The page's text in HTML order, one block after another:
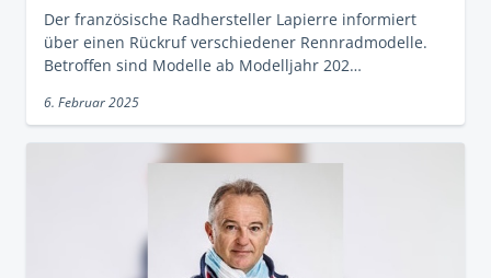
Der französische Radhersteller Lapierre informiert
über einen Rückruf verschiedener Rennradmodelle.
Betroffen sind Modelle ab Modelljahr 202…
6. Februar 2025